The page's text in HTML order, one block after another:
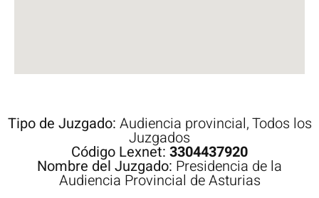
Tipo de Juzgado: Audiencia provincial,Todos los
Juzgados
Código Lexnet: 3304437920
Nombre del Juzgado: Presidencia de la
Audiencia Provincial de Asturias